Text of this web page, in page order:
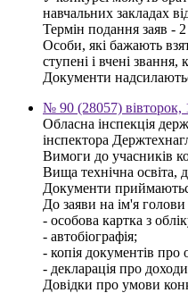
навчальних закладах
Термін подання заяв -
Особи, які бажають
ступені і вчені
Документи
№ 90 (28057) вівторок,
Обласна інспекція
інспектора
Вимоги до учасників
Вища технічна освіта,
Документи
До заяви на ім'я голови
- особова картка з
- автобіографія;
- копія документів про
- декларація про
Довідки про умови